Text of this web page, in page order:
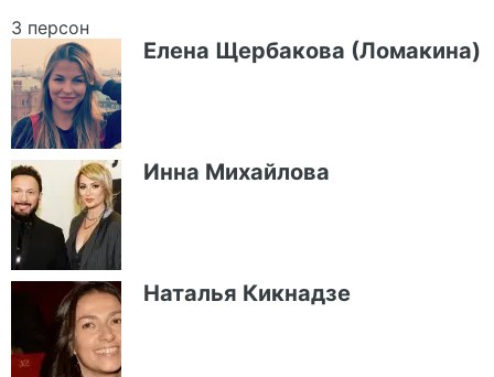
3 персон
Елена Щербакова (Ломакина)
Инна Михайлова
Наталья Кикнадзе